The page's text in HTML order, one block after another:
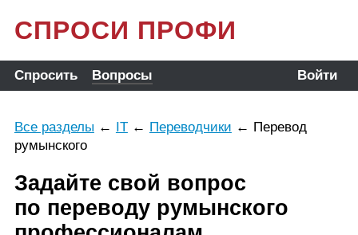
СПРОСИ ПРОФИ
Спросить Вопросы Войти
Все разделы ← IT← Переводчики ← Перевод
румынского
Задайте свой вопрос
по переводу румынского